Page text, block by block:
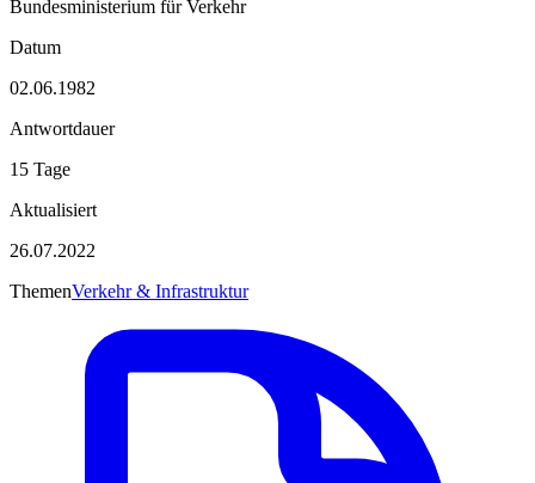
Bundesministerium für Verkehr
Datum
02.06.1982
Antwortdauer
15 Tage
Aktualisiert
26.07.2022
ThemenVerkehr & Infrastruktur